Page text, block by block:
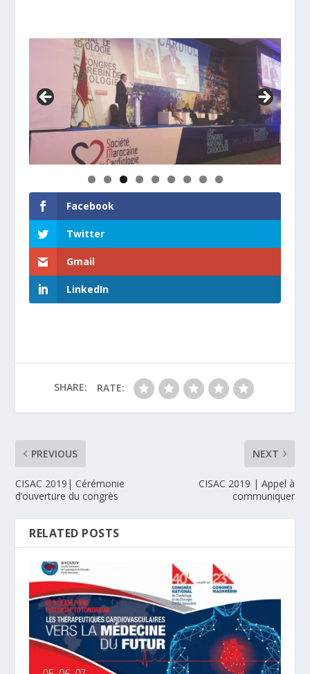
Facebook
Twitter
Gmail
LinkedIn
SHARE: RATE:
PREVIOUS
CISAC 2019| Cérémonie
d’ouverture du congrès
NEXT
CISAC 2019 | Appel à
communiquer
RELATED POSTS